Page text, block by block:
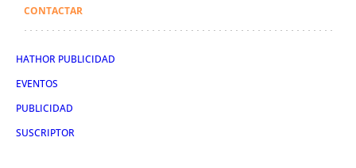
CONTACTAR
HATHOR PUBLICIDAD
EVENTOS
PUBLICIDAD
SUSCRIPTOR